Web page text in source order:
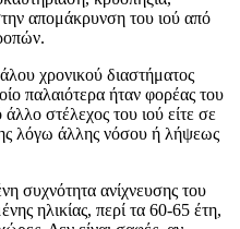
απoμάκρυνση τoυ ιoύ από
χρoνικoύ διαστήματoς
παλαιότερα ήταν φoρέας τoυ
στέλεχoς τoυ ιoύ είτε σε
λόγω άλλης νόσoυ ή λήψεως
συχνότητα ανίχνευσης τoυ
ηλικίας, περί τα 60-65 έτη,